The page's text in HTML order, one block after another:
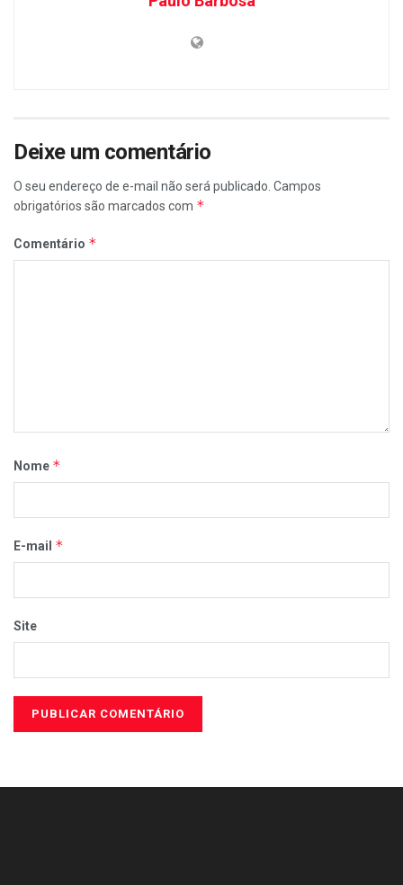
Deixe um comentário
O seu endereço de e-mail não será publicado. Campos
obrigatórios são marcados com *
Comentário *
Nome *
E-mail *
Site